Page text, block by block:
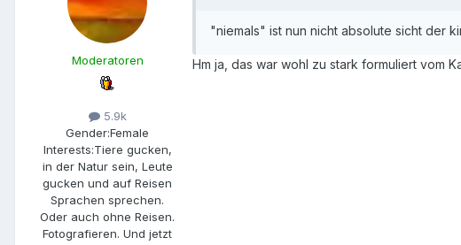
Moderatoren
5.9k
Gender:Female
Interests:Tiere gucken,
in der Natur sein, Leute
gucken und auf Reisen
Sprachen sprechen.
Oder auch ohne Reisen.
Fotografieren. Und jetzt
"niemals" ist nun nicht absolute sicht der
Hm ja, das war wohl zu stark formuliert vom